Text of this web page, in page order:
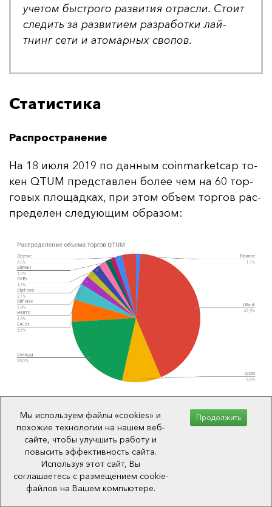
уче­том быс­тро­го раз­ви­тия от­рас­ли. Сто­ит
сле­дить за раз­ви­ти­ем раз­ра­бот­ки лай­
тнинг се­ти и ато­мар­ных сво­пов.
Статистика
Распространение
На 18 и­юля 2019 по дан­ным coinmarketcap то­
кен QTUM пред­став­лен бо­лее чем на 60 тор­
го­вых пло­щад­ках, при этом объ­ем тор­гов рас­
пре­де­лен сле­ду­ющим об­ра­зом:
Динамика капитализации
На 18 и­юля 2019 по дан­ным coinmarketcap ка­
пи­та­ли­за­ция про­ек­та сос­тав­ля­ет $278'343'215
/ 28'411 BTC, что ста­вит Qtum на 35 мес­то в
об­щем то­пе крип­топ­ро­ек­тов.
Мы используем файлы «cookies» и
похожие технологии на нашем веб-
сайте, чтобы улучшить работу и
повысить эффективность сайта.
Используя этот сайт, Вы
соглашаетесь с размещением cookie-
файлов на Вашем компьютере.
Продолжить